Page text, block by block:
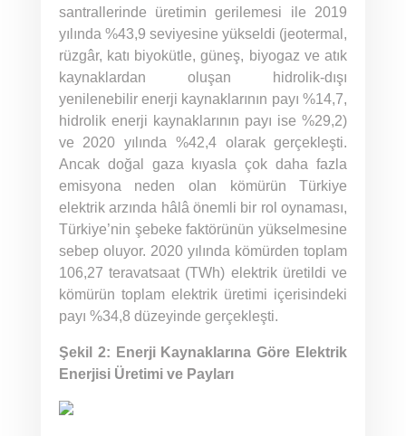
santrallerinde üretimin gerilemesi ile 2019
yılında %43,9 seviyesine yükseldi (jeotermal,
rüzgâr, katı biyokütle, güneş, biyogaz ve atık
kaynaklardan oluşan hidrolik-dışı
yenilenebilir enerji kaynaklarının payı %14,7,
hidrolik enerji kaynaklarının payı ise %29,2)
ve 2020 yılında %42,4 olarak gerçekleşti.
Ancak doğal gaza kıyasla çok daha fazla
emisyona neden olan kömürün Türkiye
elektrik arzında hâlâ önemli bir rol oynaması,
Türkiye’nin şebeke faktörünün yükselmesine
sebep oluyor. 2020 yılında kömürden toplam
106,27 teravatsaat (TWh) elektrik üretildi ve
kömürün toplam elektrik üretimi içerisindeki
payı %34,8 düzeyinde gerçekleşti.
Şekil 2: Enerji Kaynaklarına Göre Elektrik
Enerjisi Üretimi ve Payları